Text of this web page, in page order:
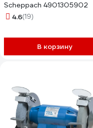
Scheppach 4901305902
4.6(19)
В корзину